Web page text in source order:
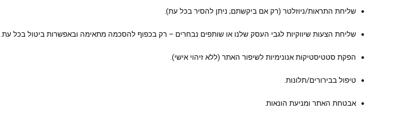
שליחת התראות/ניוזלטר (רק אם ביקשתם; ניתן להסיר בכל עת).
שליחת הצעות שיווקיות לגבי העסק שלנו או שותפים נבחרים – רק בכפוף להסכמה מתאימה ובאפשרות ביטול בכל עת.
הפקת סטטיסטיקות אנונימיות לשיפור האתר (ללא זיהוי אישי).
טיפול בבירורים/תלונות.
אבטחת האתר ומניעת הונאות.